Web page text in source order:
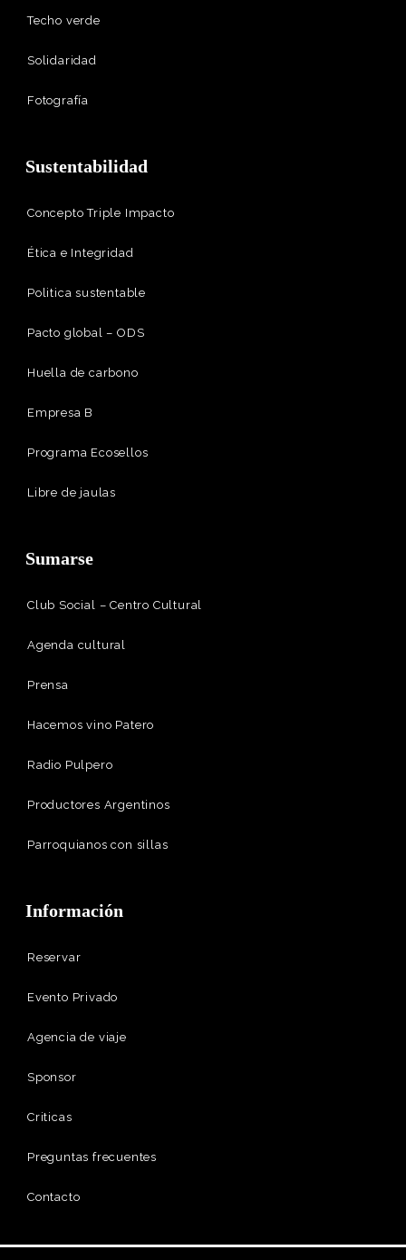
Techo verde
Solidaridad
Fotografía
Sustentabilidad
Concepto Triple Impacto
Ética e Integridad
Politica sustentable
Pacto global – ODS
Huella de carbono
Empresa B
Programa Ecosellos
Libre de jaulas
Sumarse
Club Social – Centro Cultural
Agenda cultural
Prensa
Hacemos vino Patero
Radio Pulpero
Productores Argentinos
Parroquianos con sillas
Información
Reservar
Evento Privado
Agencia de viaje
Sponsor
Criticas
Preguntas frecuentes
Contacto